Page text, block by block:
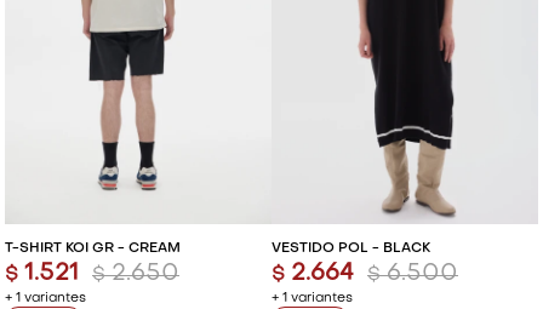
T-SHIRT KOI GR - CREAM
+ 1 variantes
$ 1.521 $ 2.650
VESTIDO POL - BLACK
+ 1 variantes
$ 2.664 $ 6.500